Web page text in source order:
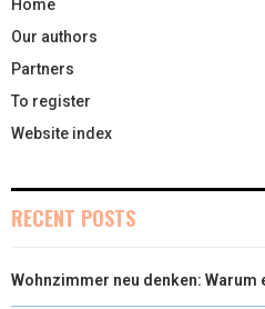
Home
Our authors
Partners
To register
Website index
RECENT POSTS
Wohnzimmer neu denken: